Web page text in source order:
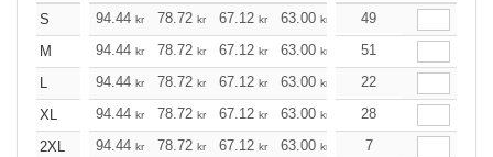
S 94.44 kr 78.72 kr 67.12 kr 63.00 kr 59.76
49
M
94.44 kr 78.72 kr 67.12 kr 63.00 kr 59.76
51
L
94.44 kr 78.72 kr 67.12 kr 63.00 kr 59.76
22
XL
94.44 kr 78.72 kr 67.12 kr 63.00 kr 59.76
28
2XL
94.44 kr 78.72 kr 67.12 kr 63.00 kr 59.76
7